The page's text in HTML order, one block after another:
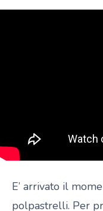
E’ arrivato il
polpastrelli. Per